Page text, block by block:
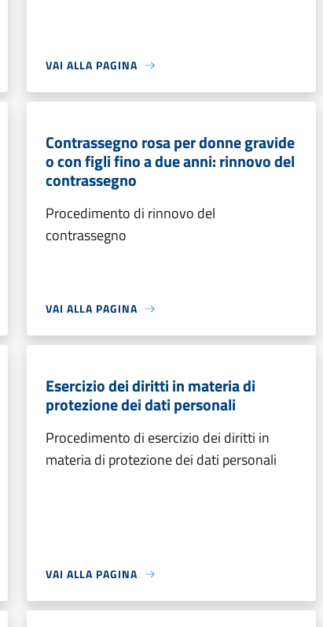
VAI ALLA PAGINA
Contrassegno rosa per donne gravide
o con figli fino a due anni: rinnovo del
contrassegno
Procedimento di rinnovo del
contrassegno
VAI ALLA PAGINA
Esercizio dei diritti in materia di
protezione dei dati personali
Procedimento di esercizio dei diritti in
materia di protezione dei dati personali
VAI ALLA PAGINA